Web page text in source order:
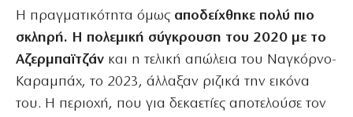
Η πραγματικότητα όμωςαποδείχθηκε πολύ πιο
σκληρή. Η πολεμική σύγκρουση του 2020 με το
Αζερμπαϊτζάν και η τελική απώλεια του Ναγκόρνο-
Καραμπάχ, το 2023, άλλαξαν ριζικά την εικόνα
του. Η περιοχή, που για δεκαετίες αποτελούσε τον